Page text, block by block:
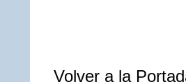
Volver a la